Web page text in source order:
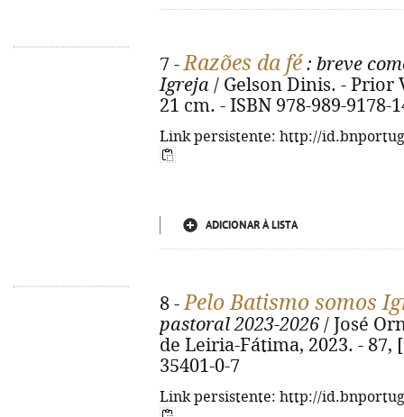
7 -Razões da fé : breve
Igreja / Gelson Dinis. - Prior
21 cm. - ISBN 978-989-9178-
Link persistente: http://
ADICIONAR À LISTA
8 -Pelo Batismo somos
pastoral 2023-2026 / José
de Leiria-Fátima, 2023. - 87,
35401-0-7
Link persistente: http://